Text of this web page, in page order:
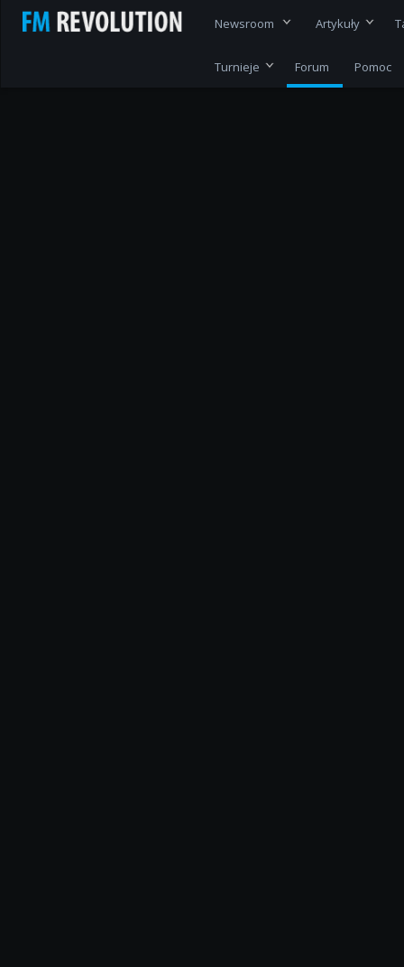
Newsroom Artykuły
Turnieje Forum Pomoc